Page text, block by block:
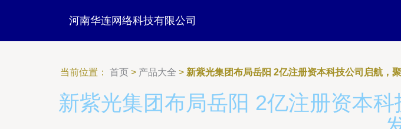
河南华连网络科技有限公司
当前位置： 首页 > 产品大全 > 新紫光集团布局岳阳 2亿注册资本科技公司启航，
新紫光集团布局岳阳 2亿注册资本